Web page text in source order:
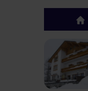
top
Previous